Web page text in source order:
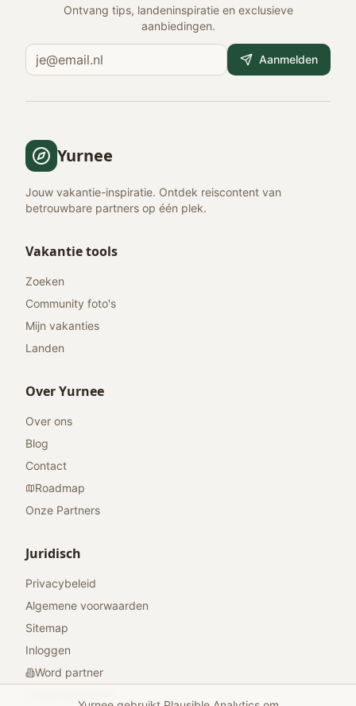
Ontvang tips, landeninspiratie en exclusieve
aanbiedingen.
Aanmelden
Yurnee
Jouw vakantie-inspiratie. Ontdek reiscontent van
betrouwbare partners op één plek.
Vakantie tools
Zoeken
Community foto's
Mijn vakanties
Landen
Over Yurnee
Over ons
Blog
Contact
Roadmap
Onze Partners
Juridisch
Privacybeleid
Algemene voorwaarden
Sitemap
Inloggen
Word partner